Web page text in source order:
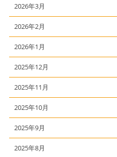
2026年3月
2026年2月
2026年1月
2025年12月
2025年11月
2025年10月
2025年9月
2025年8月